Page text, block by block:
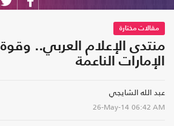
مقالات مختارة
منتدى الإعلام العربي.. وقوة
الإمارات الناعمة
عبد الله الشايجي
26-May-14 06:42 AM